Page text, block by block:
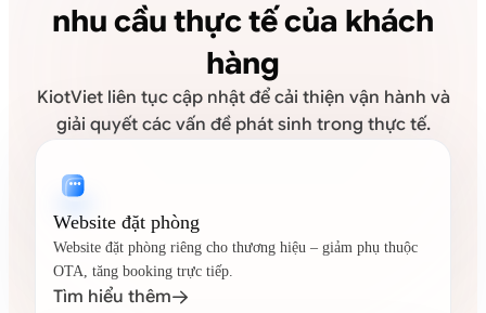
nhu cầu thực tế của khách
hàng
KiotViet liên tục cập nhật để cải thiện vận hành và
giải quyết các vấn đề phát sinh trong thực tế.
Website đặt phòng
Website đặt phòng riêng cho thương hiệu – giảm phụ thuộc
OTA, tăng booking trực tiếp.
Tìm hiểu thêm